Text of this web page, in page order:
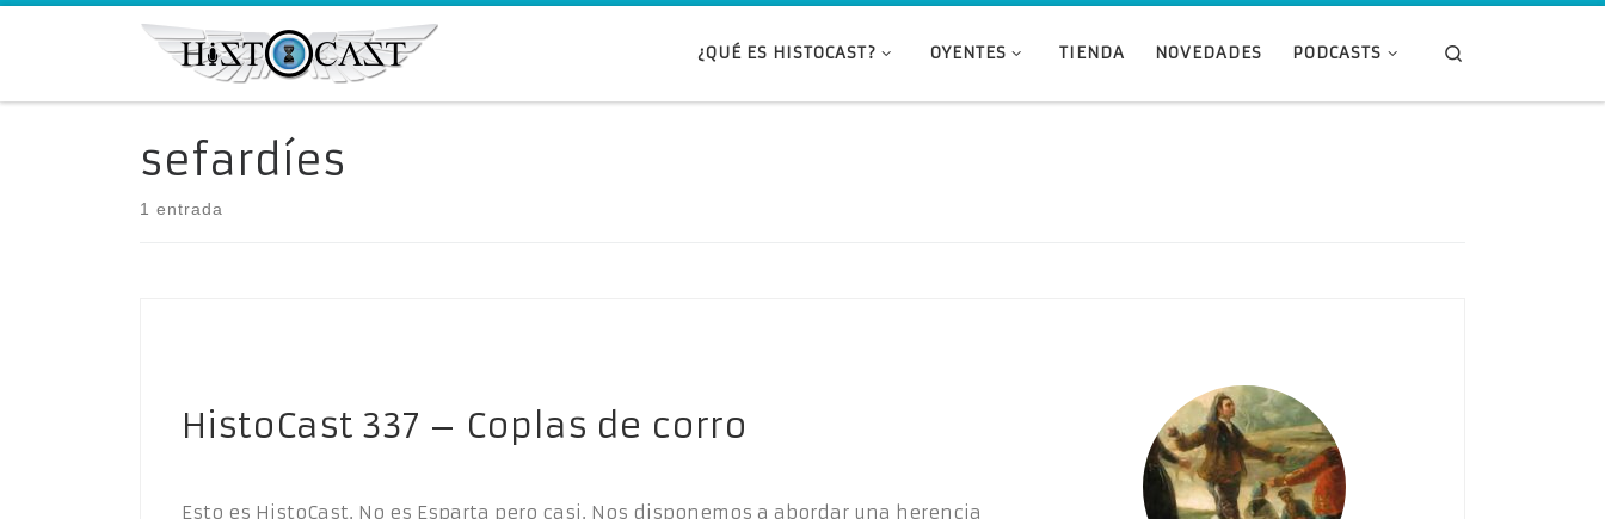
Saltar al contenido
¿QUÉ ES HISTOCAST? OYENTES TIENDA NOVEDADES PODCASTS
sefardíes
1 entrada
HistoCast 337 – Coplas de corro
Esto es HistoCast. No es Esparta pero casi. Nos disponemos a abordar una herencia